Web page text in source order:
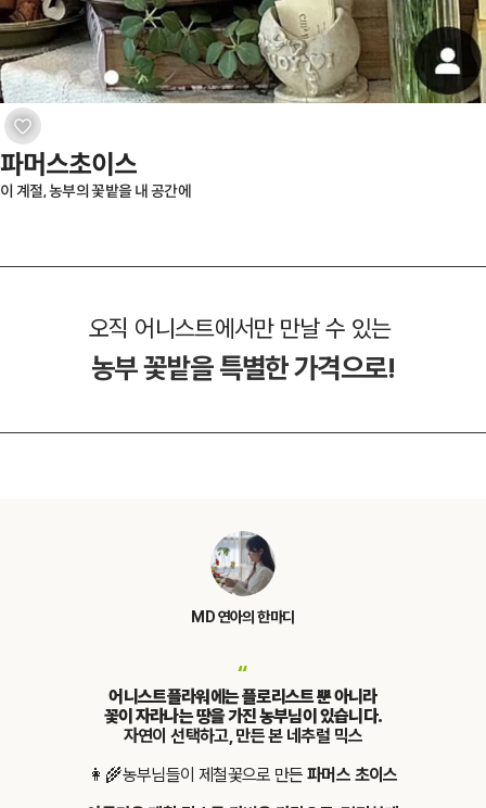
파머스초이스
이 계절, 농부의 꽃밭을 내 공간에
오직 어니스트에서만 만날 수 있는
농부 꽃밭을 특별한 가격으로!
MD 연아의 한마디
“
어니스트플라워에는 플로리스트 뿐 아니라
꽃이 자라나는 땅을 가진 농부님이 있습니다.
자연이 선택하고, 만든본 네추럴 믹스
👩‍🌾농부님들이 제철꽃으로 만든파머스 초이스